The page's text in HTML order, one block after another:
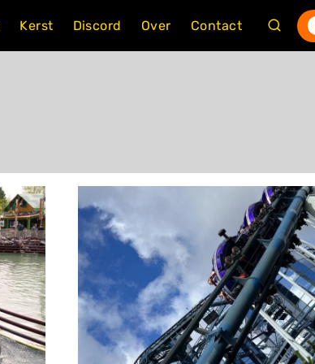
Kerst Discord Over Contact